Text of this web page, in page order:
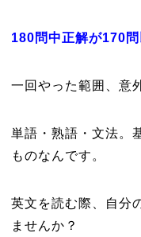
180問中正解が170
一回やった範囲、意
単語・熟語・文法。
ものなんです。
英文を読む際、自分
ませんか？